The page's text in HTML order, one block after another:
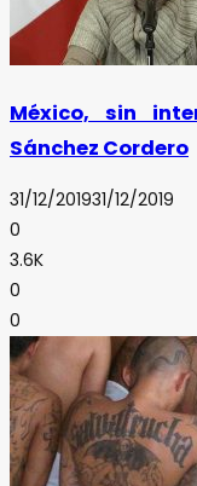
México, sin
Sánchez Cordero
31/12/201931/12/2019
0
3.6K
0
0